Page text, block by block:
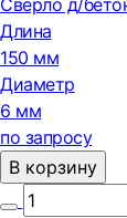
Сверло д/
Длина
150 мм
Диаметр
6 мм
по запросу
В корзину